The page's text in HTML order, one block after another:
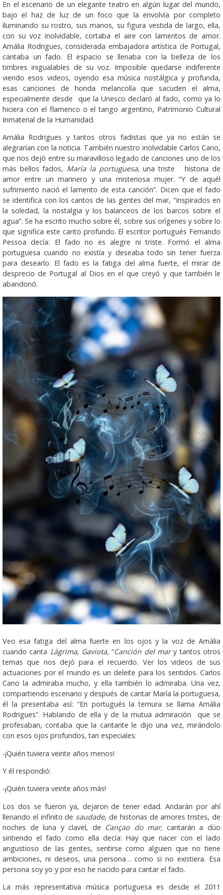
En el escenario de un elegante teatro en algún lugar del mundo,
bajo el haz de luz de un foco que la envolvía por completo
iluminando su rostro, sus manos, su figura vestida de largo, ella,
con su voz inolvidable, cortaba el aire con lamentos de amor.
Amália Rodrigues, considerada embajadora artística de Portugal,
cantaba un fado. El espacio se llenaba con la belleza de los
timbres inigualables de su voz. Imposible quedarse indiferente
viendo esos videos, oyendo esa música nostálgica y profunda,
esas canciones de honda melancolía que sacuden el alma,
especialmente desde que la Unesco declaró al fado, como ya lo
hiciera con el flamenco o el tango argentino, Patrimonio Cultural
Inmaterial de la Humanidad.
Amália Rodrigues y tantos otros fadistas que ya no están se
alegrarían con la noticia. También nuestro inolvidable Carlos Cano,
que nos dejó entre su maravilloso legado de canciones uno de los
más bellos fados, María la portuguesa, una triste historia de
amor entre un marinero y una misteriosa mujer. “Y de aquél
sufrimiento nació el lamento de esta canción”. Dicen que el fado
se identifica con los cantos de las gentes del mar, “inspirados en
la soledad, la nostalgia y los balanceos de los barcos sobre el
agua”. Se ha escrito mucho sobre él, sobre sus orígenes y sobre lo
que significa este canto profundo. El escritor portugués Fernando
Pessoa decía: El fado no es alegre ni triste. Formó el alma
portuguesa cuando no existía y deseaba todo sin tener fuerza
para desearlo. El fado es la fatiga del alma fuerte, el mirar de
desprecio de Portugal al Dios en el que creyó y que también le
abandonó.
Veo esa fatiga del alma fuerte en los ojos y la voz de Amália
cuando canta Lágrima, Gaviota, “Canción del mary tantos otros
temas que nos dejó para el recuerdo. Ver los videos de sus
actuaciones por el mundo es un deleite para los sentidos. Carlos
Cano la admiraba mucho, y ella también lo admiraba. Una vez,
compartiendo escenario y después de cantar María la portuguesa,
él la presentaba así: “En portugués la ternura se llama Amália
Rodrigues”. Hablando de ella y de la mutua admiración que se
profesaban, contaba que la cantante le dijo una vez, mirándolo
con esos ojos profundos, tan especiales:
-¡Quién tuviera veinte años menos!
Y él respondió:
-¡Quién tuviera veinte años más!
Los dos se fueron ya, dejaron de tener edad. Andarán por ahí
llenando el infinito de saudade, de historias de amores tristes, de
noches de luna y clavel, de Cançao do mar; cantarán a dúo
sintiendo el fado como ella decía: Hay que nacer con el lado
angustioso de las gentes, sentirse como alguien que no tiene
ambiciones, ni deseos, una persona… como si no existiera. Esa
persona soy yo y por eso he nacido para cantar el fado.
La más representativa música portuguesa es desde el 2011